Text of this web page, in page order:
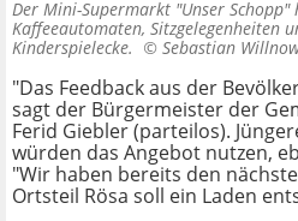
Der Mini-Supermarkt "Unser Schopp"
Kaffeeautomaten, Sitzgelegenheiten
Kinderspielecke. © Sebastian
"Das Feedback aus der
sagt der Bürgermeister der
Ferid Giebler (parteilos).
würden das Angebot nutzen,
"Wir haben bereits den
Ortsteil Rösa soll ein Laden